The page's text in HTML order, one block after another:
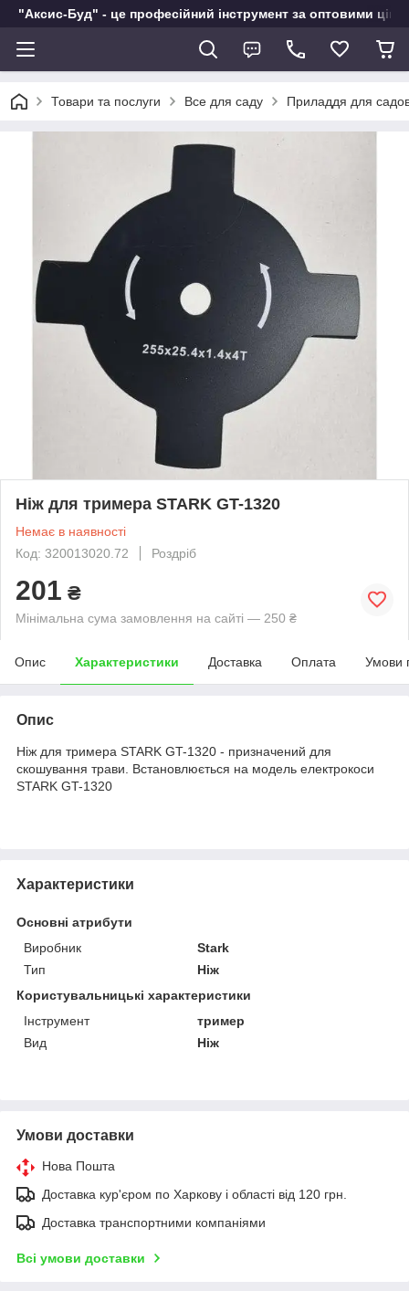
"Аксис-Буд" - це професійний інструмент за оптовими
Товари та послуги Все для саду Приладдя для
Ніж для тримера STARK GT-1320
Немає в наявності
Код: 320013020.72
Роздріб
201 ₴
Мінімальна сума замовлення на сайті — 250 ₴
Опис Характеристики Доставка Оплата Умови
Опис
Ніж для тримера STARK GT-1320 - призначений для
скошування трави. Встановлюється на модель електрокоси
STARK GT-1320
Характеристики
Основні атрибути
Виробник
Stark
Тип
Ніж
Користувальницькі характеристики
Інструмент
тример
Вид
Ніж
Умови доставки
Нова Пошта
Доставка кур'єром по Харкову і області від 120 грн.
Доставка транспортними компаніями
Всі умови доставки